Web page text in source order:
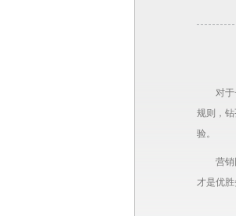
对
规则，
验。
营
才是优胜